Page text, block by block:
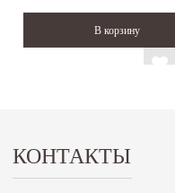
КОНТАКТЫ